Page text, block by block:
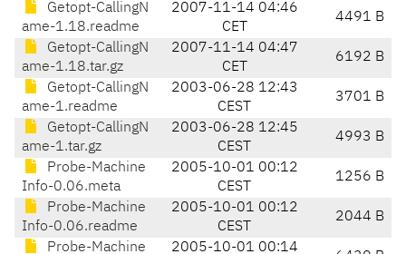
Getopt-CallingN
ame-1.18.readme
2007-11-14 04:46
CET
4491 B
Getopt-CallingN
ame-1.18.tar.gz
2007-11-14 04:47
CET
6192 B
Getopt-CallingN
ame-1.readme
2003-06-28 12:43
CEST
3701 B
Getopt-CallingN
ame-1.tar.gz
2003-06-28 12:45
CEST
4993 B
Probe-Machine
Info-0.06.meta
2005-10-01 00:12
CEST
1256 B
Probe-Machine
Info-0.06.readme
2005-10-01 00:12
CEST
2044 B
Probe-Machine 2005-10-01 00:14